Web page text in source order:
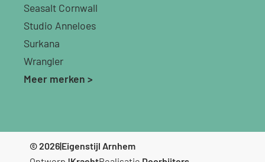
Seasalt Cornwall
Studio Anneloes
Surkana
Wrangler
Meer merken >
© 2026|Eigenstijl Arnhem